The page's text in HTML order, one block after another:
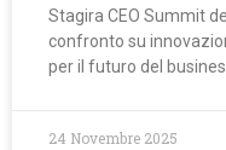
Stagira CEO Summit
confronto su
per il futuro del
24 Novembre 2025